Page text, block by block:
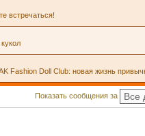
встречаться!
Fashion Doll Club: новая жизнь
Показать сообщения за